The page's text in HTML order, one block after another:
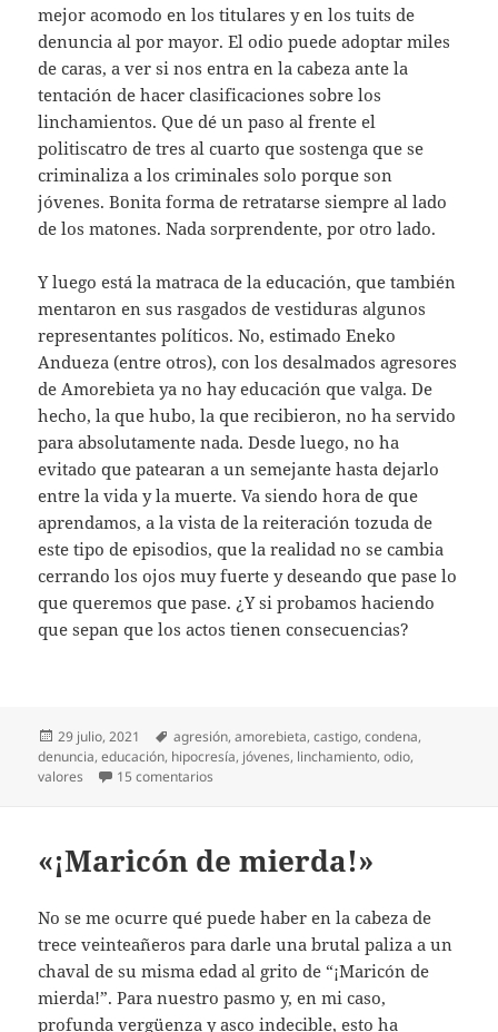
mejor acomodo en los titulares y en los tuits de
denuncia al por mayor. El odio puede adoptar miles
de caras, a ver si nos entra en la cabeza ante la
tentación de hacer clasificaciones sobre los
linchamientos. Que dé un paso al frente el
politiscatro de tres al cuarto que sostenga que se
criminaliza a los criminales solo porque son
jóvenes. Bonita forma de retratarse siempre al lado
de los matones. Nada sorprendente, por otro lado.
Y luego está la matraca de la educación, que también
mentaron en sus rasgados de vestiduras algunos
representantes políticos. No, estimado Eneko
Andueza (entre otros), con los desalmados agresores
de Amorebieta ya no hay educación que valga. De
hecho, la que hubo, la que recibieron, no ha servido
para absolutamente nada. Desde luego, no ha
evitado que patearan a un semejante hasta dejarlo
entre la vida y la muerte. Va siendo hora de que
aprendamos, a la vista de la reiteración tozuda de
este tipo de episodios, que la realidad no se cambia
cerrando los ojos muy fuerte y deseando que pase lo
que queremos que pase. ¿Y si probamos haciendo
que sepan que los actos tienen consecuencias?
Publicado
el
29 julio, 2021 Etiquetas
agresión,amorebieta,castigo,condena,
denuncia,educación, hipocresía, jóvenes, linchamiento,odio,
valores
15 comentarios
«¡Maricón de mierda!»
No se me ocurre qué puede haber en la cabeza de
trece veinteañeros para darle una brutal paliza a un
chaval de su misma edad al grito de “¡Maricón de
mierda!”. Para nuestro pasmo y, en mi caso,
profunda vergüenza y asco indecible, esto ha